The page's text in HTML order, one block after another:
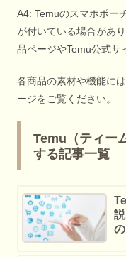
A4: Temuのスマホポー
が付いている場合があ
品ページやTemu公式サ
各商品の素材や機能に
ージをご覧ください。
Temu（ティー
する記事一覧